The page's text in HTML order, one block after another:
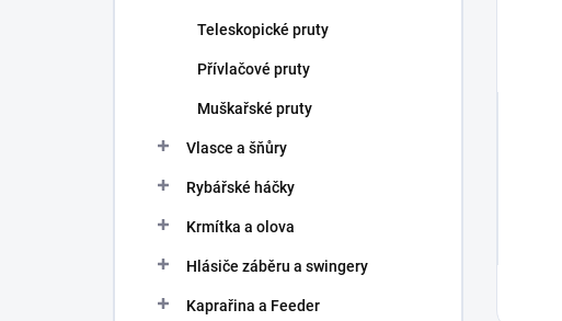
Teleskopické pruty
Přívlačové pruty
Muškařské pruty
Vlasce a šňůry
Rybářské háčky
Krmítka a olova
Hlásiče záběru a swingery
Kaprařina a Feeder